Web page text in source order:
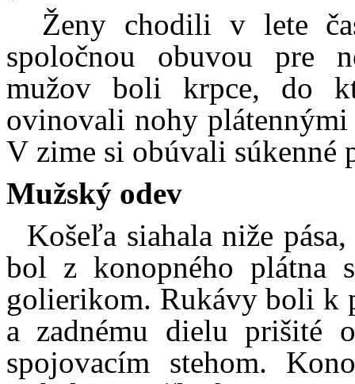
Ženy chodili v lete
spoločnou obuvou pre
mužov boli krpce, do
ovinovali nohy plátennými
V zime si obúvali súkenné
Mužský odev
Košeľa siahala niže
bol z konopného plátna
golierikom. Rukávy boli k
a zadnému dielu prišité
spojovacím stehom.